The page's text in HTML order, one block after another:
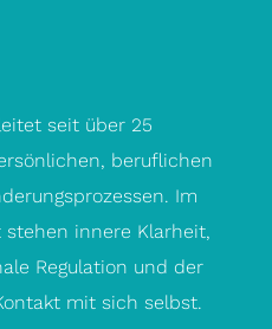
seit über 25
beruflichen
Im
innere Klarheit,
Regulation und der
mit sich selbst.